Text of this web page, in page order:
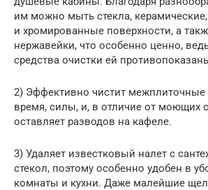
им можно мыть стекла,
и хромированные поверхности, а
нержавейки, что особенно ценно,
средства очистки ей
2) Эффективно чистит
время, силы, и, в отличие от моющих
оставляет разводов на кафеле.
3) Удаляет известковый налет с
стекол, поэтому особенно удобен в
комнаты и кухни. Даже малейшие